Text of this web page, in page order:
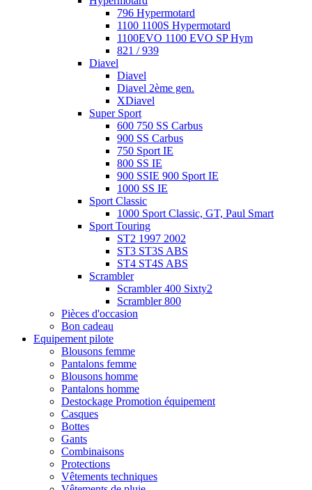
796 Hypermotard
1100 1100S Hypermotard
1100EVO 1100 EVO SP Hym
821 / 939
Diavel
Diavel
Diavel 2ème gen.
XDiavel
Super Sport
600 750 SS Carbus
900 SS Carbus
750 Sport IE
800 SS IE
900 SSIE 900 Sport IE
1000 SS IE
Sport Classic
1000 Sport Classic, GT, Paul Smart
Sport Touring
ST2 1997 2002
ST3 ST3S ABS
ST4 ST4S ABS
Scrambler
Scrambler 400 Sixty2
Scrambler 800
Pièces d'occasion
Bon cadeau
Equipement pilote
Blousons femme
Pantalons femme
Blousons homme
Pantalons homme
Destockage Promotion équipement
Casques
Bottes
Gants
Combinaisons
Protections
Vêtements techniques